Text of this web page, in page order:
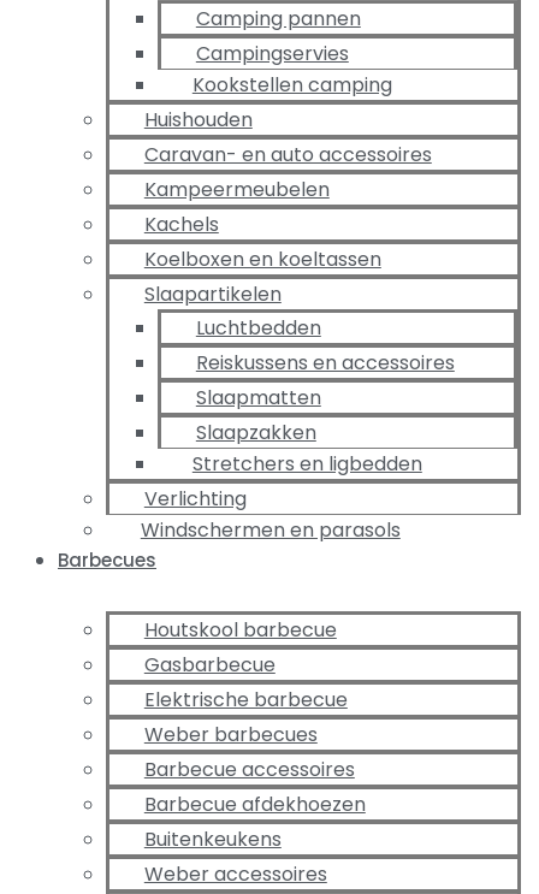
Camping pannen
Campingservies
Kookstellen camping
Huishouden
Caravan- en auto accessoires
Kampeermeubelen
Kachels
Koelboxen en koeltassen
Slaapartikelen
Luchtbedden
Reiskussens en accessoires
Slaapmatten
Slaapzakken
Stretchers en ligbedden
Verlichting
Windschermen en parasols
Barbecues
Houtskool barbecue
Gasbarbecue
Elektrische barbecue
Weber barbecues
Barbecue accessoires
Barbecue afdekhoezen
Buitenkeukens
Weber accessoires